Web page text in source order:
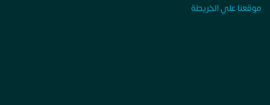
موقعنا علي الخريطة